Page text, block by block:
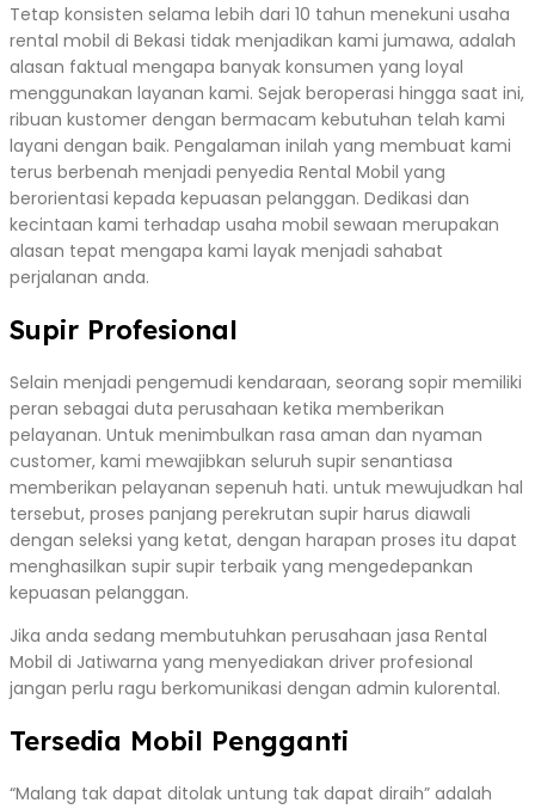
Tetap konsisten selama lebih dari 10 tahun menekuni usaha
rental mobil di Bekasi tidak menjadikan kami jumawa, adalah
alasan faktual mengapa banyak konsumen yang loyal
menggunakan layanan kami. Sejak beroperasi hingga saat ini,
ribuan kustomer dengan bermacam kebutuhan telah kami
layani dengan baik. Pengalaman inilah yang membuat kami
terus berbenah menjadi penyedia Rental Mobil yang
berorientasi kepada kepuasan pelanggan. Dedikasi dan
kecintaan kami terhadap usaha mobil sewaan merupakan
alasan tepat mengapa kami layak menjadi sahabat
perjalanan anda.
Supir Profesional
Selain menjadi pengemudi kendaraan, seorang sopir memiliki
peran sebagai duta perusahaan ketika memberikan
pelayanan. Untuk menimbulkan rasa aman dan nyaman
customer, kami mewajibkan seluruh supir senantiasa
memberikan pelayanan sepenuh hati. untuk mewujudkan hal
tersebut, proses panjang perekrutan supir harus diawali
dengan seleksi yang ketat, dengan harapan proses itu dapat
menghasilkan supir supir terbaik yang mengedepankan
kepuasan pelanggan.
Jika anda sedang membutuhkan perusahaan jasa Rental
Mobil di Jatiwarna yang menyediakan driver profesional
jangan perlu ragu berkomunikasi dengan admin kulorental.
Tersedia Mobil Pengganti
“Malang tak dapat ditolak untung tak dapat diraih” adalah